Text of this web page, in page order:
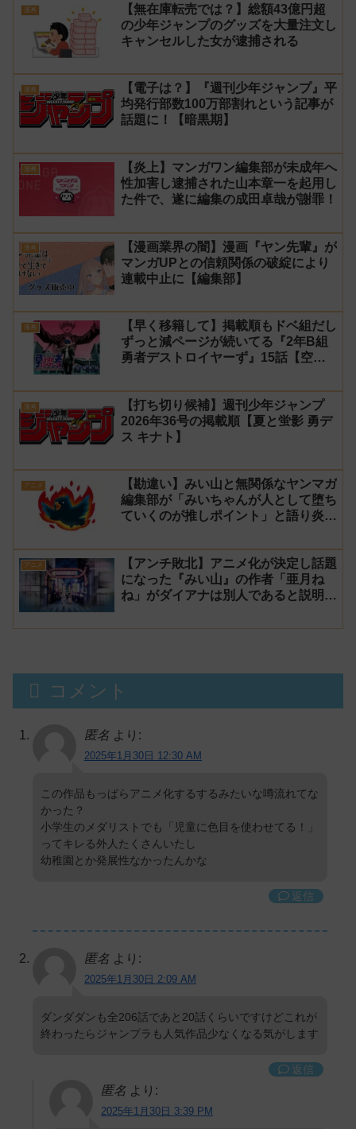
漫画
【無在庫転売では？】総額43億円超
の少年ジャンプのグッズを大量注文し
キャンセルした女が逮捕される
漫画
【電子は？】『週刊少年ジャンプ』平
均発行部数100万部割れという記事が
話題に！【暗黒期】
漫画
【炎上】マンガワン編集部が未成年へ
性加害し逮捕された山本章一を起用し
た件で、遂に編集の成田卓哉が謝罪！
漫画
【漫画業界の闇】漫画『ヤン先輩』が
マンガUPとの信頼関係の破綻により
連載中止に【編集部】
漫画
【早く移籍して】掲載順もドベ組だし
ずっと減ページが続いてる『2年B組
勇者デストロイヤーず』15話【空
漫画
【打ち切り候補】週刊少年ジャンプ
2026年36号の掲載順【夏と蛍影 勇デ
ス キナト】
アニメ
【勘違い】みい山と無関係なヤンマガ
編集部が「みいちゃんが人として堕ち
ていくのが推しポイント」と語り炎上
ス】
アニメ
【アンチ敗北】アニメ化が決定し話題
になった『みい山』の作者「亜月ね
ね」がダイアナは別人であると説明し
コメント
匿名 より:
2025年1月30日 12:30 AM
この作品もっぱらアニメ化するするみたいな噂流れてな
かった？
小学生のメダリストでも「児童に色目を使わせてる！」
ってキレる外人たくさんいたし
幼稚園とか発展性なかったんかな
返信
匿名 より:
2025年1月30日 2:09 AM
ダンダダンも全206話であと20話くらいですけどこれが
終わったらジャンプラも人気作品少なくなる気がします
返信
匿名 より:
2025年1月30日 3:39 PM